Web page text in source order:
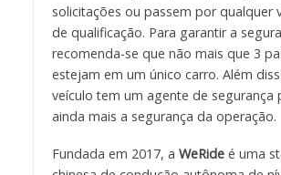
solicitações ou passem por qualquer
de qualificação. Para garantir a
recomenda-se que não mais que 3
estejam em um único carro. Além
veículo tem um agente de segurança
ainda mais a segurança da operação.
Fundada em 2017, a WeRideé uma